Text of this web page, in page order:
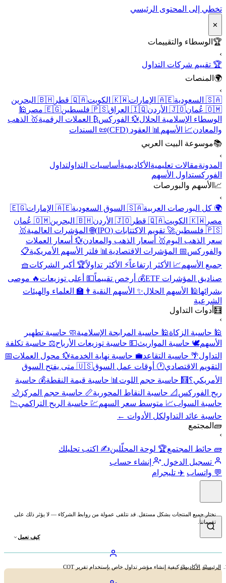
تخطي إلى المحتوى الرئيسي
✕
🏆 الوسطاء والتقييمات
›
🏆 تقييم شركات التداول
🌍 المنصات
›
🇸🇦 السعودية
🇦🇪 الإمارات 🇰🇼 الكويت 🇶🇦 قطر
🇧🇭 البحرين
🇴🇲 عُمان
🇯🇴 الأردن 🇮🇶 العراق 🇵🇸 فلسطين 🇪🇬 مصر
🕌
الوسطاء الإسلامية الحلال💱 الفوركس₿ العملات الرقمية🥇 الذهب
والمعادن📈 الأسهم 📊 العقود (CFD)
📜 السندات
📚موسوعة البيت العربي
›
المدونةمقالات تعليمية الأكاديمية أساسيات التداولتداول
الفوركستداول الأسهم
📈 الأسهم والبورصات
›
🌍 كل البورصات العربية🇸🇦 السوق السعودية 🇦🇪 الإمارات
🇪🇬
مصر 🇰🇼 الكويت 🇶🇦 قطر 🇯🇴 الأردن 🇧🇭 البحرين
🇴🇲 عُمان
🇵🇸 فلسطين
🚀 تقويم الاكتتابات (IPO) 🌐 المؤشرات العالمية🥇
سعر الذهب اليوم🥇 أسعار الذهب والمعادن💱 أسعار العملات
والفوركس📅 المؤشرات الاقتصادية 📊 فلتر الأسهم الأمريكية📋
جميع الأسهم📈 الأكثر ارتفاعاً⚡ الأكثر تداولاً🏆 أكبر الشركات🧺
صناديق المؤشرات ETF
💰 أرخص تقييماً💵 أعلى توزيعات 🔥 موصى
بشرائها🕌 الأسهم الحلال✨ الأسهم النقية 👨‍🏫 العلماء والهيئات
الشرعية
🧮 أدوات التداول
›
🕌 حاسبة الزكاة🕌 حاسبة المرابحة الإسلامية🧼 حاسبة تطهير
الأسهم🕊️ حاسبة المواريث💵 حاسبة توزيعات الأرباح⚖️ حاسبة تكلفة
التداول🌴 حاسبة التقاعد💼 حاسبة نهاية الخدمة💱 محول العملات📅
التقويم الاقتصادي🕐 أوقات عمل السوق
🇺🇸 متى يفتح السوق
الأمريكي؟🧮 حاسبة حجم اللوت 📊 حاسبة قيمة النقطة💰 حاسبة
ربح الفوركس 📐 حاسبة النقاط المحورية📏 حاسبة حجم المركز 🌙
حاسبة السواب📈 متوسط سعر السهم💹 حاسبة الربح التراكمي📉
حاسبة عائد التداولكل الأدوات ←
🧱 المجتمع
›
🧱 حائط المجتمع🏆 لوحة المحلّلين✍️ اكتب تحليلك
تسجيل الدخول
إنشاء حساب
💬 واتساب ✈️ تليجرام
نختار جميع المنتجات بشكل مستقل. قد نتلقى عمولة من روابط الشركاء — لا يؤثر ذلك على
تقييماتنا.
كيف نعمل
الرئيسية الأكاديميةكيفية إنشاء مؤشر تداول خاص بإستخدام تقرير COT